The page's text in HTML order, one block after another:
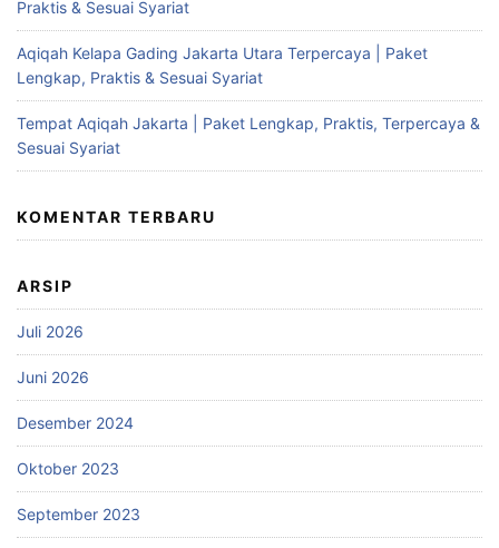
Praktis & Sesuai Syariat
Aqiqah Kelapa Gading Jakarta Utara Terpercaya | Paket
Lengkap, Praktis & Sesuai Syariat
Tempat Aqiqah Jakarta | Paket Lengkap, Praktis, Terpercaya &
Sesuai Syariat
KOMENTAR TERBARU
ARSIP
Juli 2026
Juni 2026
Desember 2024
Oktober 2023
September 2023